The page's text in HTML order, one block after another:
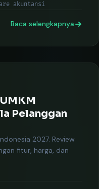
akuntansi
Baca selengkapnya
Pelanggan
2027. Review
fitur, harga, dan